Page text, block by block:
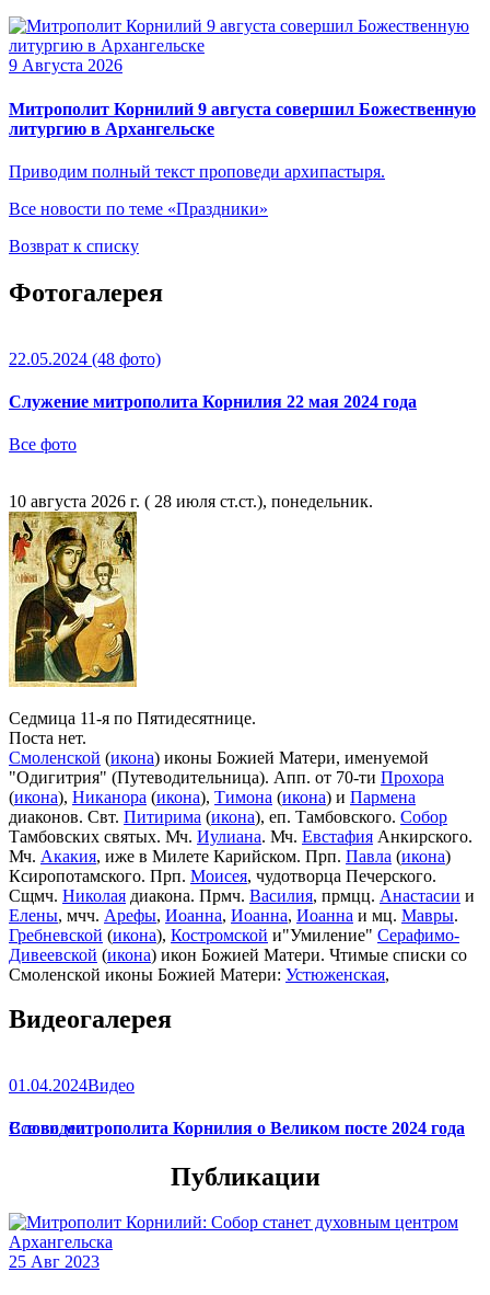
9 Августа 2026
Митрополит Корнилий 9 августа совершил Божественную
литургию в Архангельске
Приводим полный текст проповеди архипастыря.
Все новости по теме «Праздники»
Возврат к списку
Фотогалерея
22.05.2024 (48 фото)
Служение митрополита Корнилия 22 мая 2024 года
Все фото
10 августа 2026 г. ( 28 июля ст.ст.), понедельник.
Седмица 11-я по Пятидесятнице.
Поста нет.
Смоленской (икона) иконы Божией Матери, именуемой
"Одигитрия" (Путеводительница). Апп. от 70-ти Прохора
(икона), Никанора (икона), Тимона (икона) и Пармена
диаконов. Свт. Питирима (икона), еп. Тамбовского. Собор
Тамбовских святых. Мч. Иулиана. Мч. Евстафия Анкирского.
Мч. Акакия, иже в Милете Карийском. Прп. Павла (икона)
Ксиропотамского. Прп. Моисея, чудотворца Печерского.
Сщмч. Николая диакона. Прмч. Василия, прмцц. Анастасии и
Елены, мчч. Арефы, Иоанна, Иоанна, Иоанна и мц. Мавры.
Гребневской (икона), Костромской и"Умиление" Серафимо-
Дивеевской (икона) икон Божией Матери. Чтимые списки со
Смоленской иконы Божией Матери: Устюженская,
(икона),Игрицкая,Шуйская
Сергиевская(в Троице-Сергиевой Лавре).
Видеогалерея
01.04.2024Видео
Слово митрополита Корнилия о Великом посте 2024 года
Все видео
Публикации
25 Авг 2023